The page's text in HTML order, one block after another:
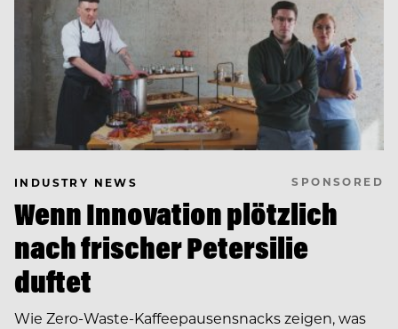
INDUSTRY NEWS SPONSORED
Wenn Innovation plötzlich
nach frischer Petersilie
duftet
Wie Zero-Waste-Kaffeepausensnacks zeigen, was